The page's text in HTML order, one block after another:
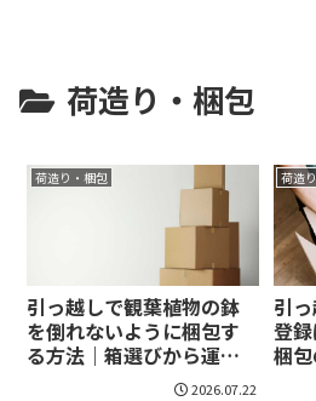
荷造り・梱包
荷造り・梱包
引っ越しで観葉植物の鉢
を倒れないように梱包す
る方法｜箱選びから運搬
後のケアまで迷わず進め
2026.07.22
荷造
引
登
梱